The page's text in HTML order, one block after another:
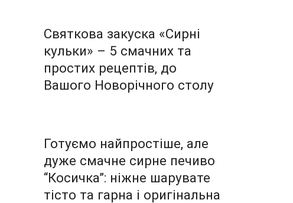
Святкова закуска «Сирні
кульки» – 5 смачних та
простих рецептів, до
Вашого Новорічного столу
Готуємо найпростіше, але
дуже смачне сирне печиво
“Косичка”: ніжне шарувате
тісто та гарна і оригінальна